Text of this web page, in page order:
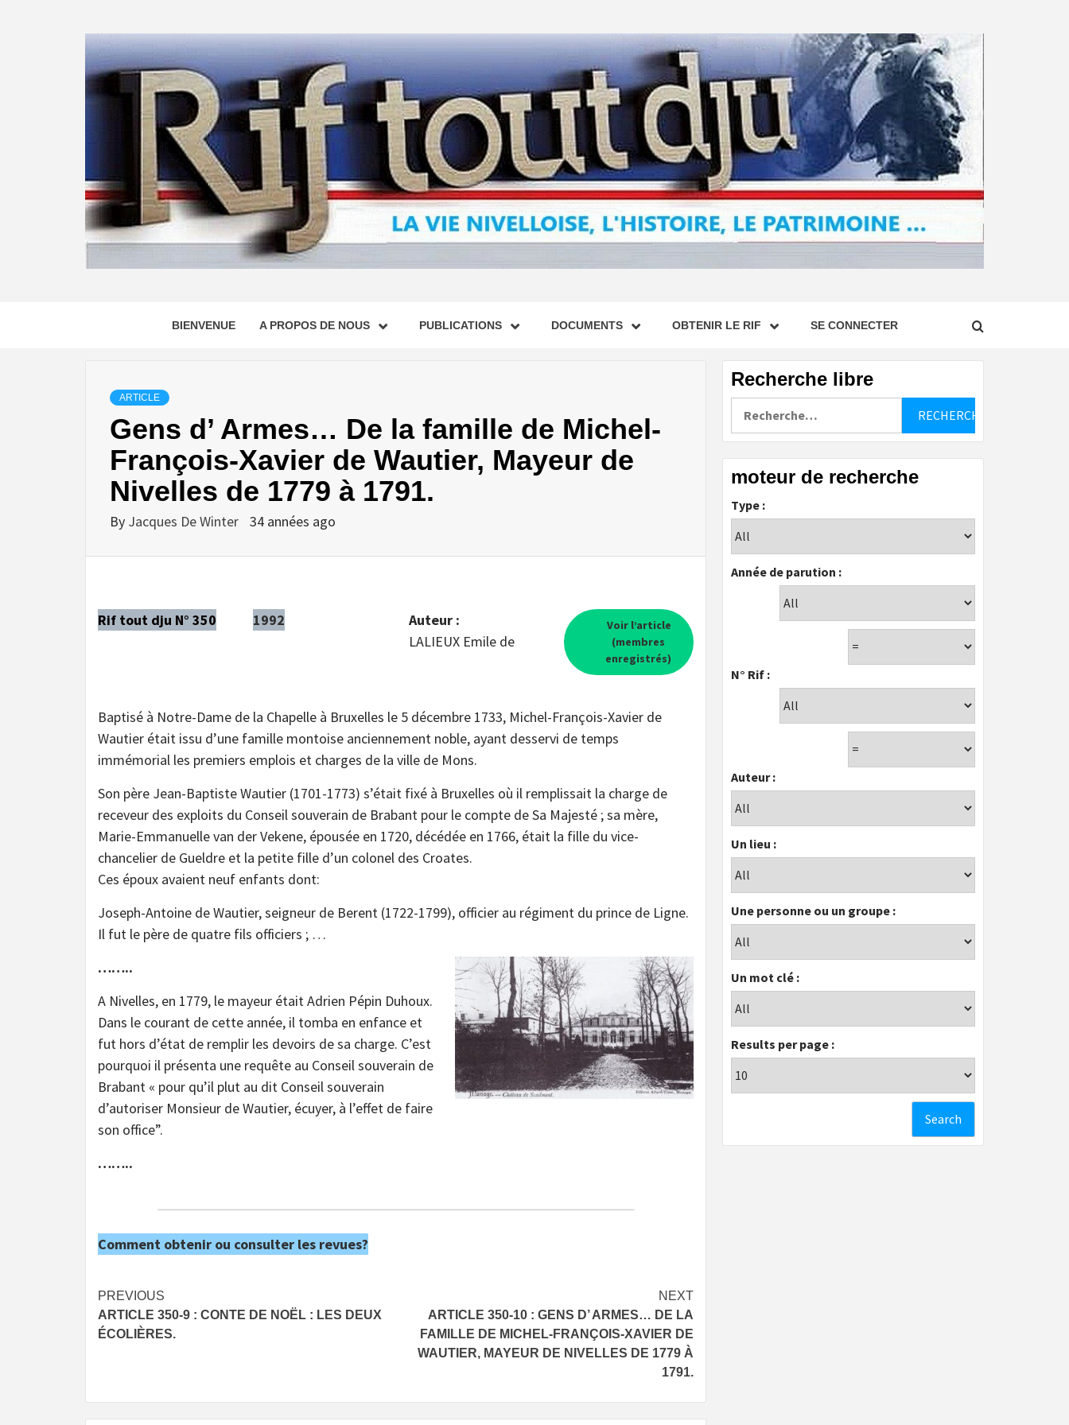
BIENVENUE A PROPOS DE NOUS PUBLICATIONS DOCUMENTS OBTENIR LE RIF SE CONNECTER
ARTICLE
Gens d’ Armes… De la famille de Michel-
François-Xavier de Wautier, Mayeur de
Nivelles de 1779 à 1791.
By Jacques De Winter 34 années ago
Rif tout dju N° 350 1992
Auteur :
LALIEUX Emile de
Voir l’article
(membres
enregistrés)
Baptisé à Notre-Dame de la Chapelle à Bruxelles le 5 décembre 1733, Michel-François-Xavier de
Wautier était issu d’une famille montoise anciennement noble, ayant desservi de temps
immémorial les premiers emplois et charges de la ville de Mons.
Son père Jean-Baptiste Wautier (1701-1773) s’était fixé à Bruxelles où il remplissait la charge de
receveur des exploits du Conseil souverain de Brabant pour le compte de Sa Majesté ; sa mère,
Marie-Emmanuelle van der Vekene, épousée en 1720, décédée en 1766, était la fille du vice-
chancelier de Gueldre et la petite fille d’un colonel des Croates.
Ces époux avaient neuf enfants dont:
Joseph-Antoine de Wautier, seigneur de Berent (1722-1799), officier au régiment du prince de Ligne.
Il fut le père de quatre fils officiers ; …
……..
A Nivelles, en 1779, le mayeur était Adrien Pépin Duhoux.
Dans le courant de cette année, il tomba en enfance et
fut hors d’état de remplir les devoirs de sa charge. C’est
pourquoi il présenta une requête au Conseil souverain de
Brabant « pour qu’il plut au dit Conseil souverain
d’autoriser Monsieur de Wautier, écuyer, à l’effet de faire
son office”.
……..
Comment obtenir ou consulter les revues?
Post
navigation
PREVIOUS
ARTICLE 350-9 : CONTE DE NOËL : LES DEUX
ÉCOLIÈRES.
NEXT
ARTICLE 350-10 : GENS D’ ARMES… DE LA
FAMILLE DE MICHEL-FRANÇOIS-XAVIER DE
WAUTIER, MAYEUR DE NIVELLES DE 1779 À
1791.
Recherche libre
moteur de recherche
Type :
Année de parution :
N° Rif :
Auteur :
Un lieu :
Une personne ou un groupe :
Un mot clé :
Results per page :